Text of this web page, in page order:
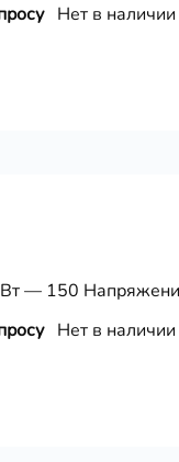
Нет в наличии
— 150
Нет в наличии